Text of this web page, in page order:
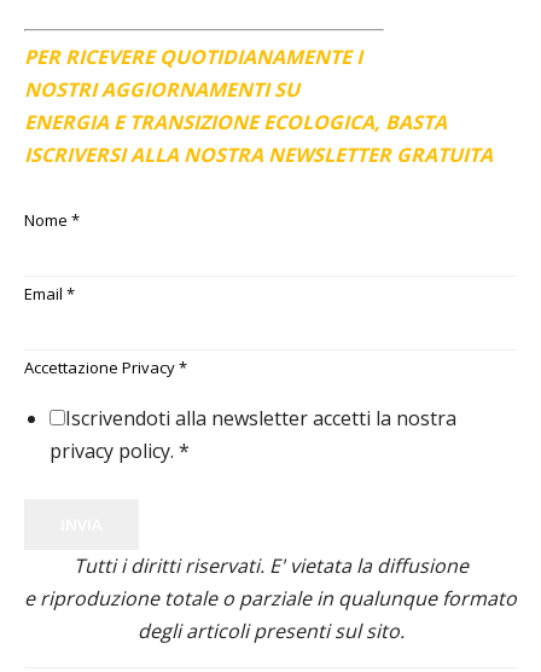
PER RICEVERE QUOTIDIANAMENTE I
NOSTRI AGGIORNAMENTI SU
ENERGIA E TRANSIZIONE ECOLOGICA, BASTA
ISCRIVERSI ALLA NOSTRA NEWSLETTER GRATUITA
Nome *
Email *
Accettazione Privacy*
Iscrivendoti alla newsletter accetti la nostra
privacy policy. *
Tutti i diritti riservati. E' vietata la diffusione
e riproduzione totale o parziale in qualunque formato
degli articoli presenti sul sito.